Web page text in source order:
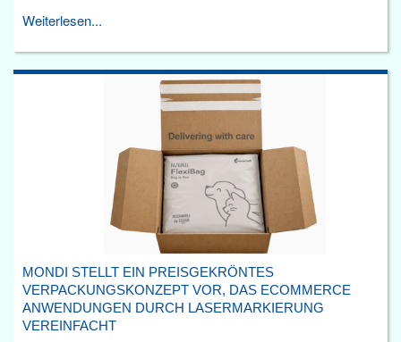
Weiterlesen...
MONDI STELLT EIN PREISGEKRÖNTES
VERPACKUNGSKONZEPT VOR, DAS ECOMMERCE
ANWENDUNGEN DURCH LASERMARKIERUNG
VEREINFACHT